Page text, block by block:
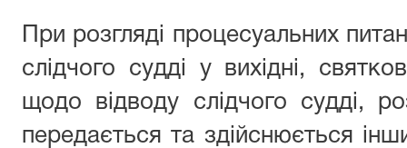
При розгляді процесуальних
слідчого судді у вихідні,
щодо відводу слідчого судді,
передається та здійснюється